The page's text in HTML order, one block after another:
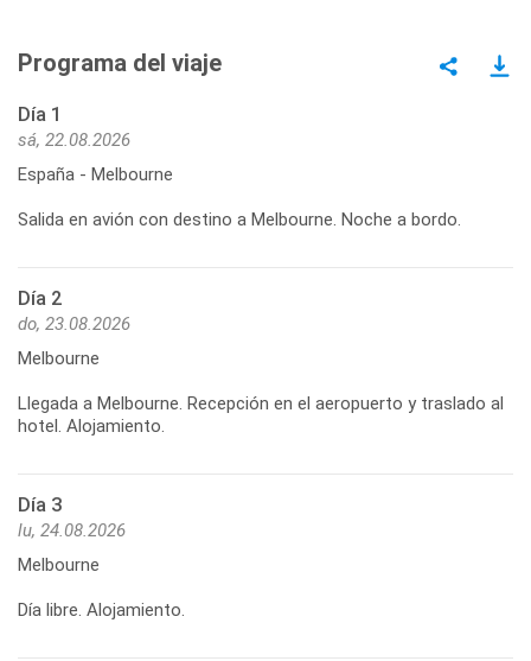
Programa del viaje
Día 1
sá, 22.08.2026
España - Melbourne
Salida en avión con destino a Melbourne. Noche a bordo.
Día 2
do, 23.08.2026
Melbourne
Llegada a Melbourne. Recepción en el aeropuerto y traslado al
Día 3
lu, 24.08.2026
Melbourne